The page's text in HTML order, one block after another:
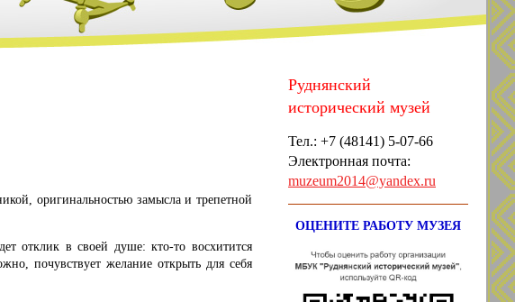
оригинальностью замысла и трепетной
отклик в своей душе: кто-то восхитится
почувствует желание открыть для себя
Руднянский
исторический музей
Тел.: +7 (48141) 5-07-66
Электронная почта:
muzeum2014@yandex.ru
ОЦЕНИТЕ РАБОТУ МУЗЕЯ